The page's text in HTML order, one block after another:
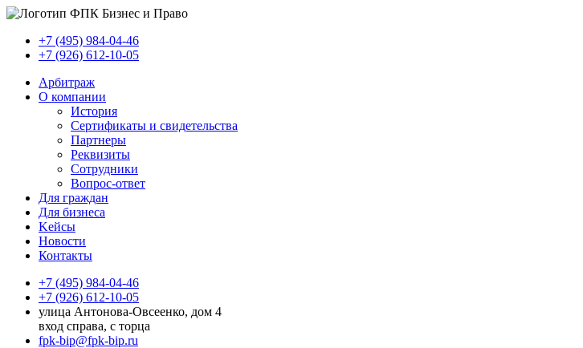
+7 (495) 984-04-46
+7 (926) 612-10-05
Арбитраж
О компании
История
Сертификаты и свидетельства
Партнеры
Реквизиты
Сотрудники
Вопрос-ответ
Для граждан
Для бизнеса
Kейсы
Новости
Контакты
+7 (495) 984-04-46
+7 (926) 612-10-05
улица Антонова-Овсеенко, дом 4
вход справа, с торца
fpk-bip@fpk-bip.ru